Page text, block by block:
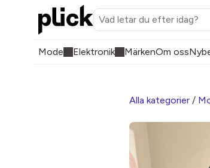
Mode Elektronik MärkenOm oss
Alla kategorier /